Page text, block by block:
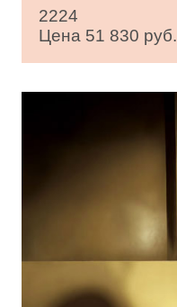
2224
Цена 51 830 руб.